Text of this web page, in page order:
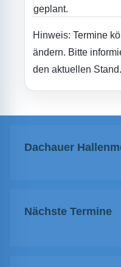
geplant.
Hinweis: Termine
ändern. Bitte
den aktuellen Stand.
Dachauer
Nächste Termine